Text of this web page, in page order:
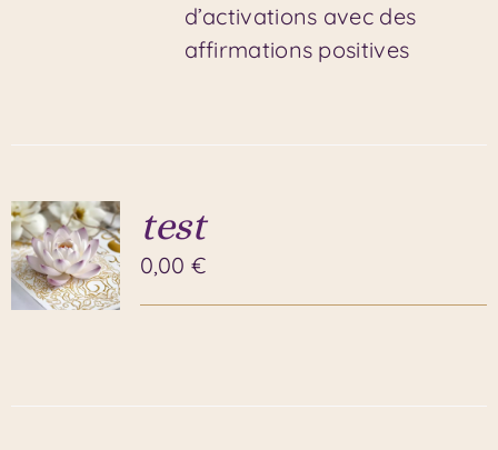
d’activations avec des
affirmations positives
test
0,00€